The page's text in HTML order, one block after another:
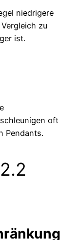
niedrigere
zu
ist.
oft
Pendants.
2.2